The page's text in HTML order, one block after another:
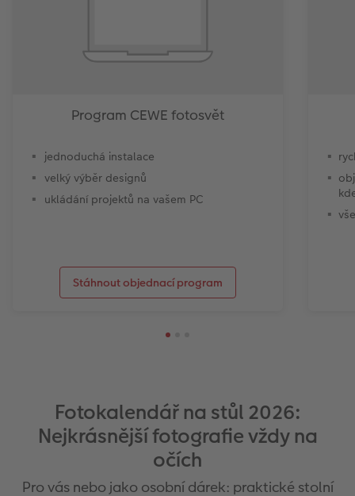
Program CEWE fotosvět
jednoduchá instalace
velký výběr designů
ukládání projektů na vašem PC
Stáhnout objednací program
Fotokalendář na stůl 2026:
Nejkrásnější fotografie vždy na
očích
Pro vás nebo jako osobní dárek: praktické stolní